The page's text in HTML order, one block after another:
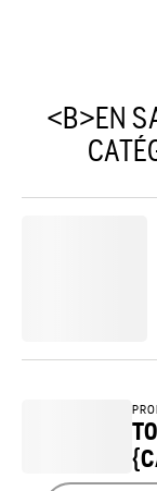
<B>EN